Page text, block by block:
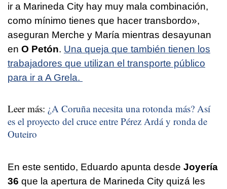
ir a Marineda City hay muy mala combinación,
como mínimo tienes que hacer transbordo»,
aseguran Merche y María mientras desayunan
en O Petón. Una queja que también tienen los
trabajadores que utilizan el transporte público
para ir a A Grela.
Leer más: ¿A Coruña necesita una rotonda más? Así
es el proyecto del cruce entre Pérez Ardá y ronda de
Outeiro
En este sentido, Eduardo apunta desde Joyería
36 que la apertura de Marineda City quizá les